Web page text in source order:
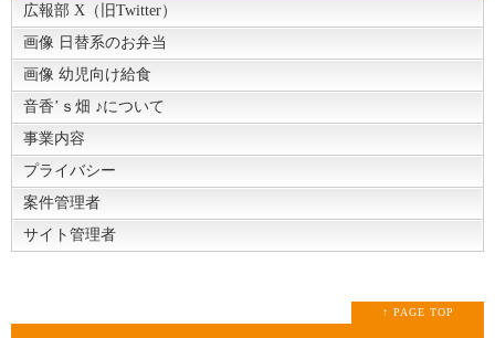
広報部 X（旧Twitter）
画像 日替系のお弁当
画像 幼児向け給食
音香’ｓ畑 ♪について
事業内容
プライバシー
案件管理者
サイト管理者
↑ PAGE TOP